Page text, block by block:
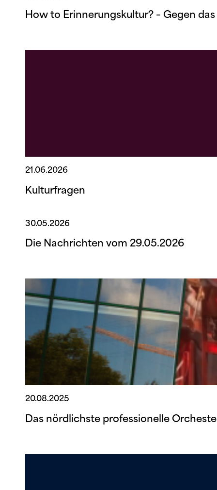
How to Erinnerungskultur? – Gegen
21.06.2026
Kulturfragen
30.05.2026
Die Nachrichten vom 29.05.2026
20.08.2025
Das nördlichste professionelle